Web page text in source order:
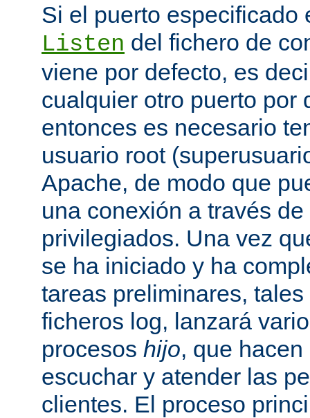
Si el puerto especificado
Listen del fichero de
viene por defecto, es
cualquier otro puerto por
entonces es necesario
usuario root
Apache, de modo que
una conexión a través
privilegiados. Una vez
se ha iniciado y ha
tareas preliminares,
ficheros log, lanzará
procesos hijo, que
escuchar y atender las
clientes. El proceso